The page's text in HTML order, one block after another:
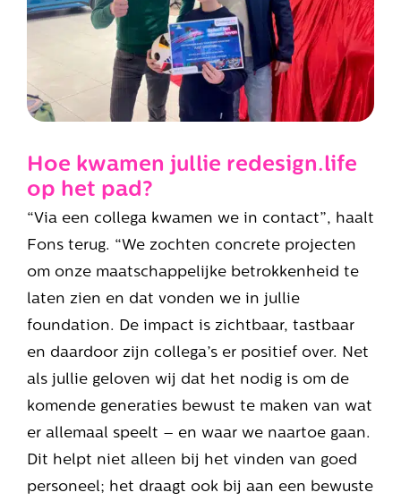
Hoe kwamen jullie redesign.life
op het pad?
“Via een collega kwamen we in contact”, haalt
Fons terug. “We zochten concrete projecten
om onze maatschappelijke betrokkenheid te
laten zien en dat vonden we in jullie
foundation. De impact is zichtbaar, tastbaar
en daardoor zijn collega’s er positief over. Net
als jullie geloven wij dat het nodig is om de
komende generaties bewust te maken van wat
er allemaal speelt – en waar we naartoe gaan.
Dit helpt niet alleen bij het vinden van goed
personeel; het draagt ook bij aan een bewuste